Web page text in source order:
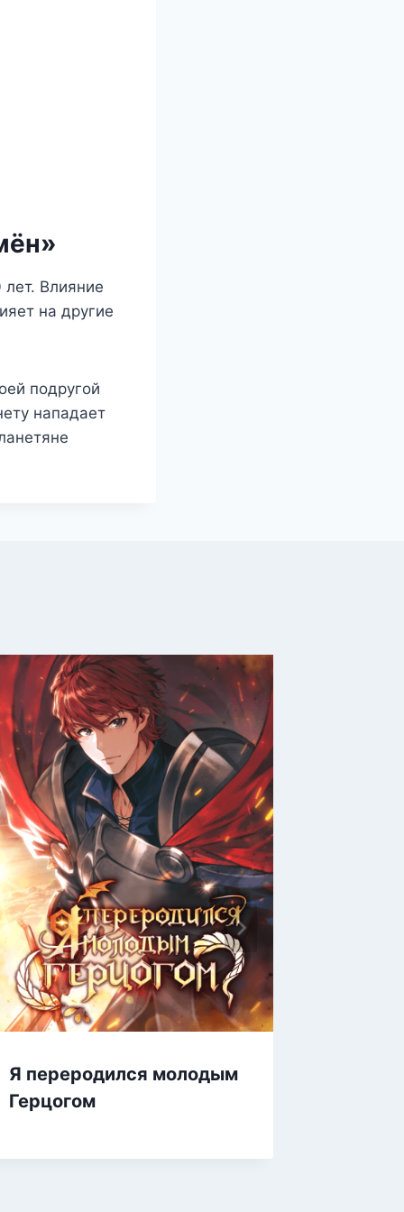
Влияние
на другие
подругой
нападает
Я переродился молодым
Герцогом